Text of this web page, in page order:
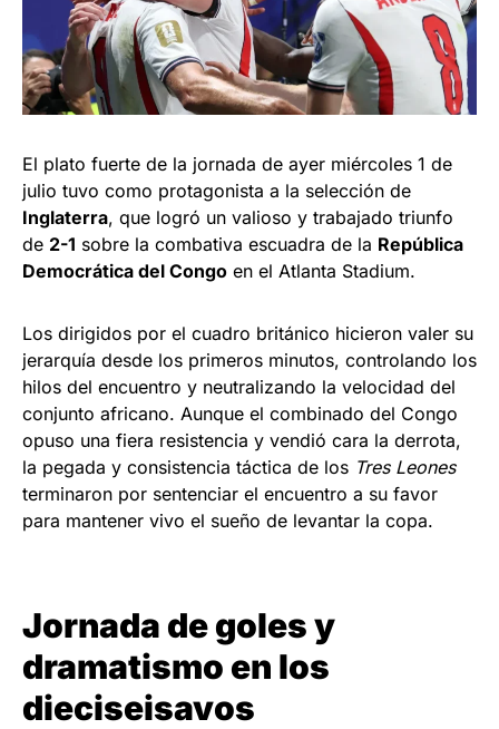
El plato fuerte de la jornada de ayer miércoles 1 de
julio tuvo como protagonista a la selección de
Inglaterra, que logró un valioso y trabajado triunfo
de 2-1 sobre la combativa escuadra de la República
Democrática del Congo en el Atlanta Stadium.
Los dirigidos por el cuadro británico hicieron valer su
jerarquía desde los primeros minutos, controlando los
hilos del encuentro y neutralizando la velocidad del
conjunto africano. Aunque el combinado del Congo
opuso una fiera resistencia y vendió cara la derrota,
la pegada y consistencia táctica de los Tres Leones
terminaron por sentenciar el encuentro a su favor
para mantener vivo el sueño de levantar la copa.
Jornada de goles y
dramatismo en los
dieciseisavos